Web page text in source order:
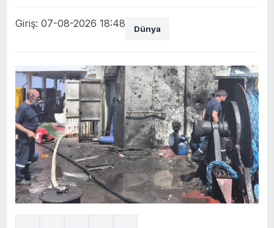
Giriş: 07-08-2026 18:48 Dünya